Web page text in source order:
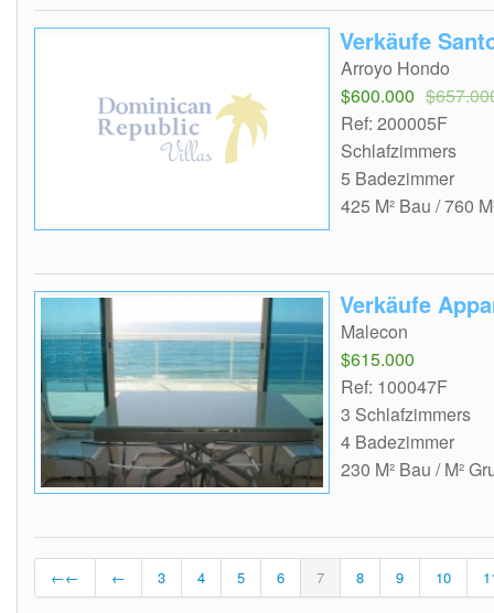
Verkäufe
Arroyo Hondo
$600.000
Ref: 200005F
Schlafzimmers
5 Badezimmer
425 M² Bau / 760
Verkäufe
Malecon
$615.000
Ref: 100047F
3 Schlafzimmers
4 Badezimmer
230 M² Bau / M²
←← ← 3 4 5 6 7 8 9 10